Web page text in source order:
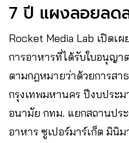
7 ปี แผงลอยลด
Rocket Media Lab เปิดเ
การอาหารที่ได้รับใบอนุญา
ตามกฎหมายว่าด้วยการส
กรุงเทพมหานคร ปีงบประ
อนามัย กทม. แยกสถานปร
อาหาร ซูเปอร์มาร์เก็ต มินิ